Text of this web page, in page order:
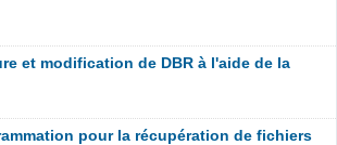
et modification de DBR à l'aide de la
pour la récupération de fichiers